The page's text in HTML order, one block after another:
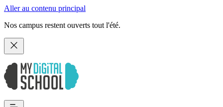
Aller au contenu principal
Nos campus restent ouverts tout l'été.